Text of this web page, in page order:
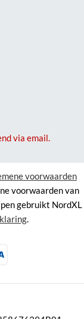
via email.
voorwaarden
voorwaarden van
gebruikt NordXL
.